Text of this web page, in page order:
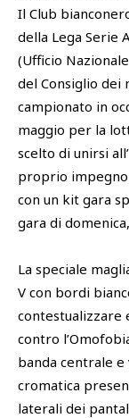
Il Club
della Lega Serie
(Ufficio
del Consiglio
campionato in
maggio per la
scelto di unirsi
proprio impegno
con un kit gara
gara di
La speciale
V con bordi
contestualizzare
contro
banda centrale
cromatica
laterali dei